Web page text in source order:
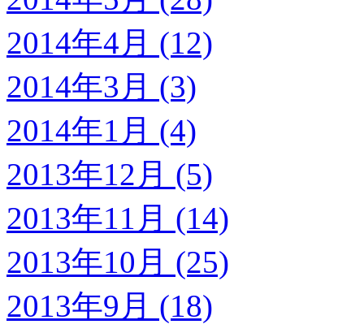
2014年4月 (12)
2014年3月 (3)
2014年1月 (4)
2013年12月 (5)
2013年11月 (14)
2013年10月 (25)
2013年9月 (18)